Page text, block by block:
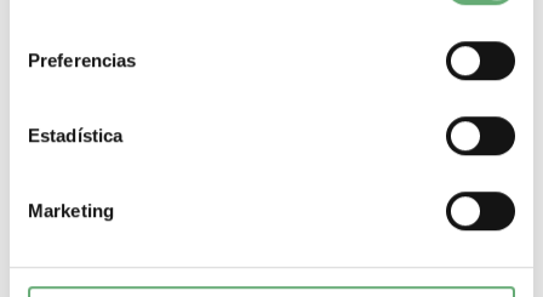
Preferencias
Estadística
Marketing
Nuevo
72,07€ 22,90€
Sensibilidad de disparo
500 mA